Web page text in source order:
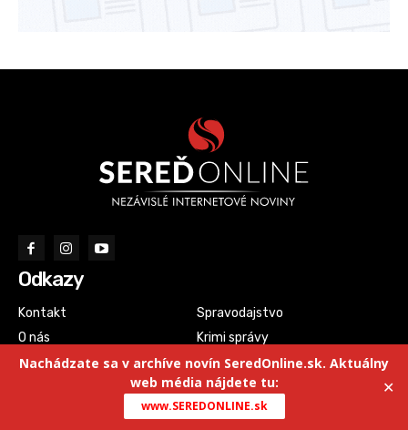
Nachádzate sa v archíve novín SeredOnline.sk. Aktuálny
web média nájdete tu:
www.SEREDONLINE.sk
✕
Odkazy
Kontakt
O nás
Chat
Spravodajstvo
Krimi správy
Kauzy
Šport